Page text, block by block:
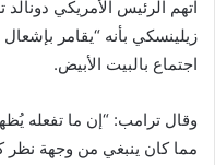
اتهم الرئيس الأمريكي دونالد
زيلينسكي بأنه “يقامر
اجتماع بالبيت الأبيض.
وقال ترامب: “إن ما تفعله
مما كان ينبغي من وجهة نظر